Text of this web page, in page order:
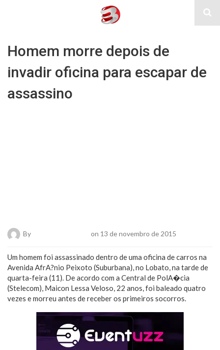
Homem morre depois de
invadir oficina para escapar de
assassino
By on 13 de novembro de 2015
Um homem foi assassinado dentro de uma oficina de carros na
Avenida AfrA?nio Peixoto (Suburbana), no Lobato, na tarde de
quarta-feira (11). De acordo com a Central de PolA�cia
(Stelecom), Maicon Lessa Veloso, 22 anos, foi baleado quatro
vezes e morreu antes de receber os primeiros socorros.